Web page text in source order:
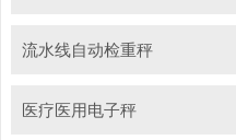
流水线自动检重秤
医疗医用电子秤